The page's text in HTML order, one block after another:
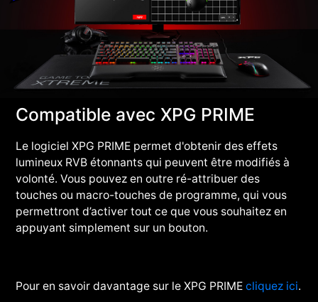
Compatible avec XPG PRIME
Le logiciel XPG PRIME permet d'obtenir des effets
lumineux RVB étonnants qui peuvent être modifiés à
volonté. Vous pouvez en outre ré-attribuer des
touches ou macro-touches de programme, qui vous
permettront d’activer tout ce que vous souhaitez en
appuyant simplement sur un bouton.
Pour en savoir davantage sur le XPG PRIMEcliquez ici.